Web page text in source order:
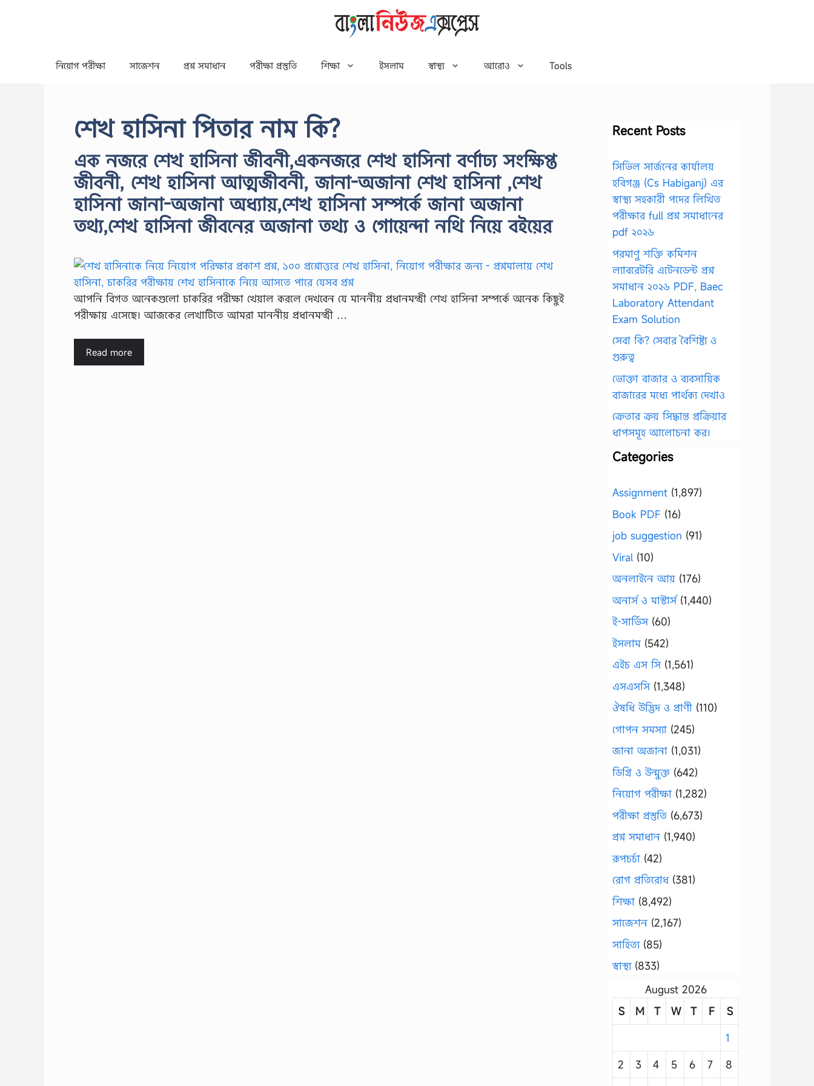
নিয়োগ পরীক্ষা সাজেশন প্রশ্ন সমাধান পরীক্ষা প্রস্তুতি শিক্ষা ইসলাম স্বাস্থ্য আরোও Tools
শেখ হাসিনা পিতার নাম কি?
এক নজরে শেখ হাসিনা জীবনী,একনজরে শেখ হাসিনা বর্ণাঢ্য সংক্ষিপ্ত
জীবনী, শেখ হাসিনা আত্মজীবনী, জানা-অজানা শেখ হাসিনা ,শেখ
হাসিনা জানা-অজানা অধ্যায়,শেখ হাসিনা সম্পর্কে জানা অজানা
তথ্য,শেখ হাসিনা জীবনের অজানা তথ্য ও গোয়েন্দা নথি নিয়ে বইয়ের
আপনি বিগত অনেকগুলো চাকরির পরীক্ষা খেয়াল করলে দেখবেন যে মাননীয় প্রধানমন্ত্রী শেখ হাসিনা সম্পর্কে অনেক কিছুই
পরীক্ষায় এসেছে। আজকের লেখাটিতে আমরা মাননীয় প্রধানমন্ত্রী …
Read more
Recent Posts
সিভিল সার্জনের কার্যালয়
হবিগঞ্জ (Cs Habiganj) এর
স্বাস্থ্য সহকারী পদের লিখিত
পরীক্ষার full প্রশ্ন সমাধানের
pdf ২০২৬
পরমাণু শক্তি কমিশন
ল্যাবরেটরি এটেনডেন্ট প্রশ্ন
সমাধান ২০২৬ PDF, Baec
Laboratory Attendant
Exam Solution
সেবা কি? সেবার বৈশিষ্ট্য ও
গুরুত্ব
ভোক্তা বাজার ও ব্যবসায়িক
বাজারের মধ্যে পার্থক্য দেখাও
ক্রেতার ক্রয় সিদ্ধান্ত প্রক্রিয়ার
ধাপসমূহ আলোচনা কর।
Categories
Assignment (1,897)
Book PDF (16)
job suggestion (91)
Viral (10)
অনলাইনে আয় (176)
অনার্স ও মাস্টার্স(1,440)
ই-সার্ভিস(60)
ইসলাম(542)
এইচ এস সি(1,561)
এসএসসি(1,348)
ঔষধি উদ্ভিদ ও প্রাণী (110)
গোপন সমস্যা (245)
জানা অজানা (1,031)
ডিগ্রি ও উন্মুক্ত (642)
নিয়োগ পরীক্ষা (1,282)
পরীক্ষা প্রস্তুতি (6,673)
প্রশ্ন সমাধান (1,940)
রূপচর্চা (42)
রোগ প্রতিরোধ(381)
শিক্ষা (8,492)
সাজেশন (2,167)
সাহিত্য(85)
স্বাস্থ্য(833)
August 2026
S
M T W T F
S
1
2
3 4 5 6 7
8